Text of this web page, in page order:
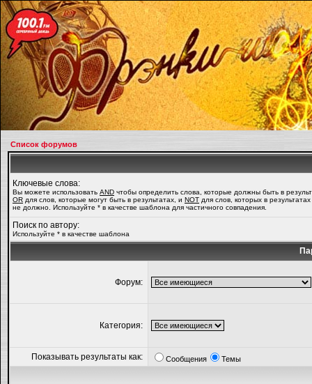
Список форумов
Ключевые слова:
Вы можете использовать AND чтобы определить слова, которые должны быть в
OR для слов, которые могут быть в результатах, и NOT для слов, которых в
не должно. Используйте * в качестве шаблона для частичного совпадения.
Поиск по автору:
Используйте * в качестве шаблона
Форум:
Категория:
Показывать результаты как: Сообщения Темы